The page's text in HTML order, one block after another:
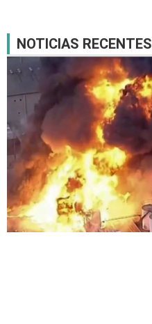
NOTICIAS RECENTES